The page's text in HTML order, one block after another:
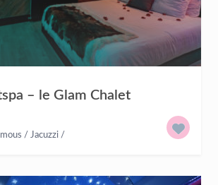
– le Glam Chalet
/ Jacuzzi /